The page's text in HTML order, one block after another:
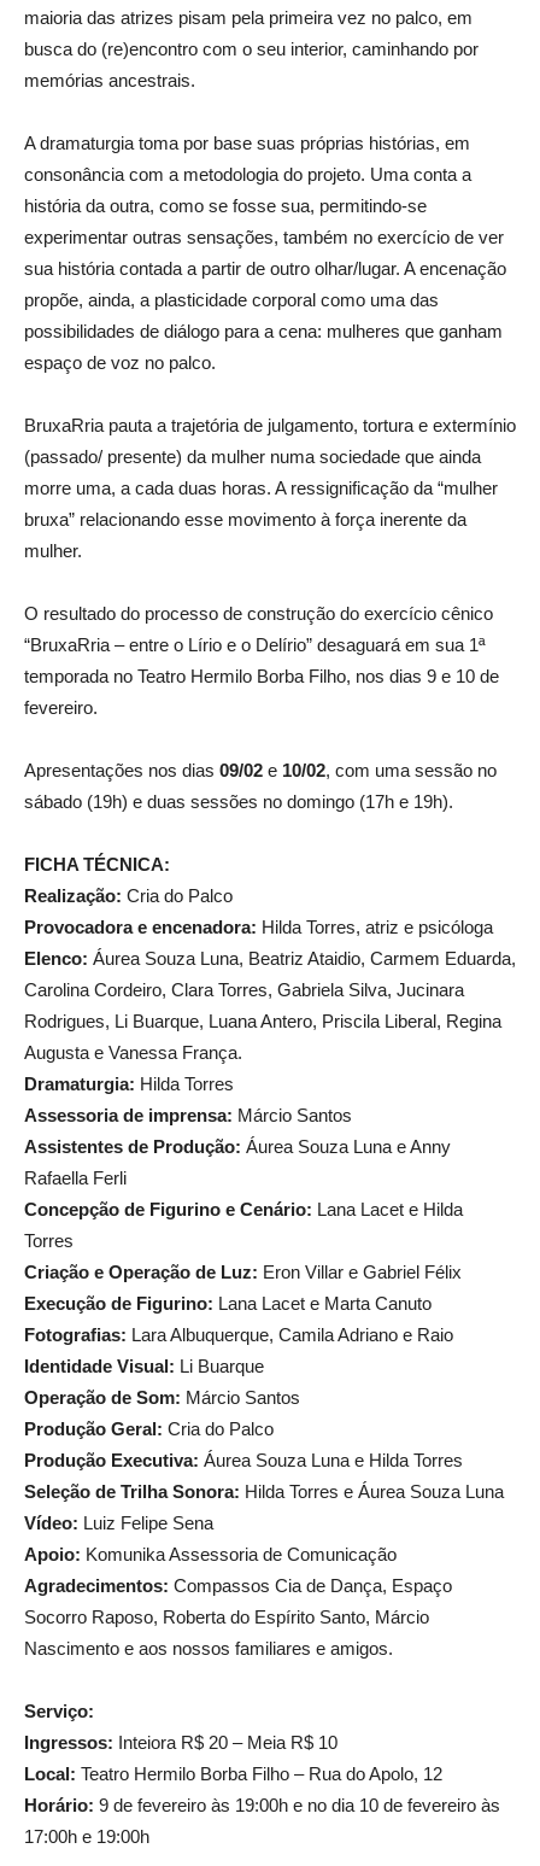
maioria das atrizes pisam pela primeira vez no palco, em
busca do (re)encontro com o seu interior, caminhando por
memórias ancestrais.
A dramaturgia toma por base suas próprias histórias, em
consonância com a metodologia do projeto. Uma conta a
história da outra, como se fosse sua, permitindo-se
experimentar outras sensações, também no exercício de ver
sua história contada a partir de outro olhar/lugar. A encenação
propõe, ainda, a plasticidade corporal como uma das
possibilidades de diálogo para a cena: mulheres que ganham
espaço de voz no palco.
BruxaRria pauta a trajetória de julgamento, tortura e extermínio
(passado/ presente) da mulher numa sociedade que ainda
morre uma, a cada duas horas. A ressignificação da “mulher
bruxa” relacionando esse movimento à força inerente da
mulher.
O resultado do processo de construção do exercício cênico
“BruxaRria – entre o Lírio e o Delírio” desaguará em sua 1ª
temporada no Teatro Hermilo Borba Filho, nos dias 9 e 10 de
fevereiro.
Apresentações nos dias 09/02 e 10/02, com uma sessão no
sábado (19h) e duas sessões no domingo (17h e 19h).
FICHA TÉCNICA:
Realização: Cria do Palco
Provocadora e encenadora: Hilda Torres, atriz e psicóloga
Elenco: Áurea Souza Luna, Beatriz Ataidio, Carmem Eduarda,
Carolina Cordeiro, Clara Torres, Gabriela Silva, Jucinara
Rodrigues, Li Buarque, Luana Antero, Priscila Liberal, Regina
Augusta e Vanessa França.
Dramaturgia: Hilda Torres
Assessoria de imprensa: Márcio Santos
Assistentes de Produção: Áurea Souza Luna e Anny
Rafaella Ferli
Concepção de Figurino e Cenário: Lana Lacet e Hilda
Torres
Criação e Operação de Luz: Eron Villar e Gabriel Félix
Execução de Figurino: Lana Lacet e Marta Canuto
Fotografias: Lara Albuquerque, Camila Adriano e Raio
Identidade Visual: Li Buarque
Operação de Som: Márcio Santos
Produção Geral: Cria do Palco
Produção Executiva: Áurea Souza Luna e Hilda Torres
Seleção de Trilha Sonora: Hilda Torres e Áurea Souza Luna
Vídeo: Luiz Felipe Sena
Apoio: Komunika Assessoria de Comunicação
Agradecimentos: Compassos Cia de Dança, Espaço
Socorro Raposo, Roberta do Espírito Santo, Márcio
Nascimento e aos nossos familiares e amigos.
Serviço:
Ingressos: Inteiora R$ 20 – Meia R$ 10
Local: Teatro Hermilo Borba Filho – Rua do Apolo, 12
Horário: 9 de fevereiro às 19:00h e no dia 10 de fevereiro às
17:00h e 19:00h